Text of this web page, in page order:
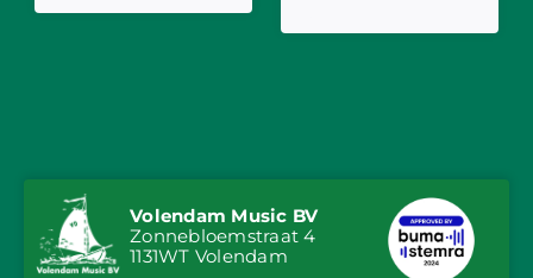
Volendam Music BV
Zonnebloemstraat 4
1131WT Volendam